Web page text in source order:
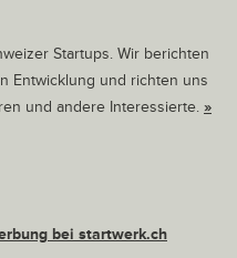
Startups. Wir berichten
Entwicklung und richten uns
und andere Interessierte. »
bei startwerk.ch